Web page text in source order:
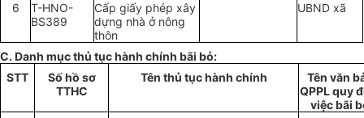
6
T-HNO-
BS389
Cấp giấy phépxây
dựng nhà ở nông
thôn
UBND xã
C. Danh mục thủ tụchành chính bãi bỏ:
STT
Số hồ sơ
TTHC
Tên thủ tụchành chính
Tên văn
QPPL quy
việc bãi